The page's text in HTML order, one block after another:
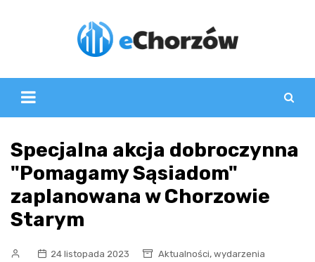
Specjalna akcja dobroczynna
"Pomagamy Sąsiadom"
zaplanowana w Chorzowie
Starym
24 listopada 2023 Aktualności, wydarzenia